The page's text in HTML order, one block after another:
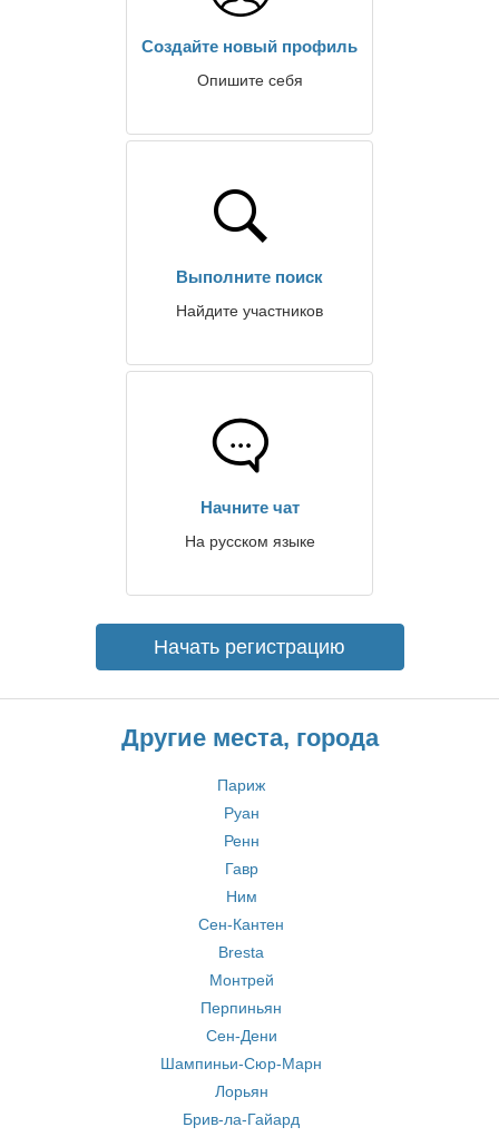
Создайте новый профиль
Опишите себя
Выполните поиск
Найдите участников
Начните чат
На русском языке
Начать регистрацию
Другие места, города
Париж
Руан
Ренн
Гавр
Ним
Сен-Кантен
Bresta
Монтрей
Перпиньян
Сен-Дени
Шампиньи-Сюр-Марн
Лорьян
Брив-ла-Гайард